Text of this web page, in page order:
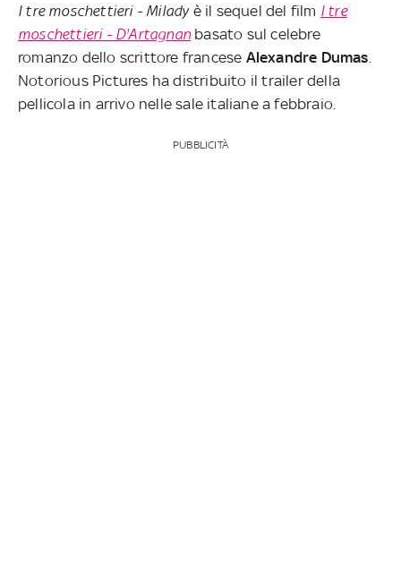
I tre moschettieri - Miladyè il sequel del film I tre
moschettieri - D'Artagnanbasato sul celebre
romanzo dello scrittore francese Alexandre Dumas
Notorious Pictures ha distribuito il trailer della
pellicola in arrivo nelle sale italiane a febbraio.
PUBBLICITÀ